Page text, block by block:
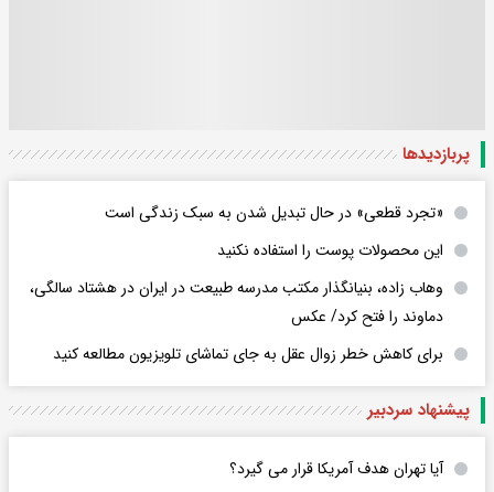
پربازدید‌ها
«تجرد قطعی» در حال تبدیل شدن به سبک زندگی است
این محصولات پوست را استفاده نکنید
وهاب زاده، بنیانگذار مکتب مدرسه طبیعت در ایران در هشتاد سالگی،
دماوند را فتح کرد/ عکس
برای کاهش خطر زوال عقل به جای تماشای تلویزیون مطالعه کنید
پیشنهاد سردبیر
آیا تهران هدف آمریکا قرار می گیرد؟